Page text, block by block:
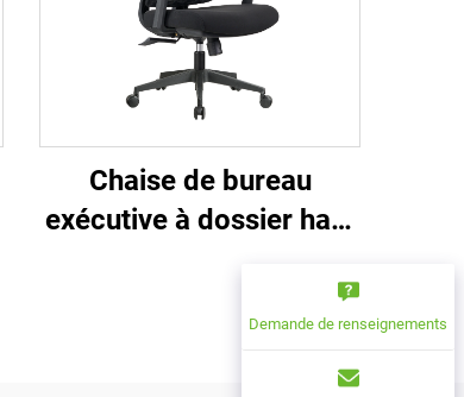
Chaise de bureau
exécutive à dossier haut
Matériau Chaise deDemande de renseignements